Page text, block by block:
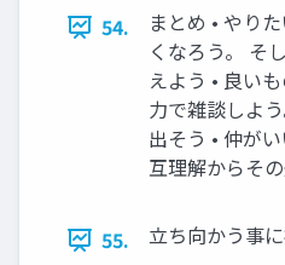
54.
まとめ • やり
くなろう。 そ
えよう • 良い
力で雑談しよ
出そう • 仲が
互理解からそ
55.
立ち向かう事